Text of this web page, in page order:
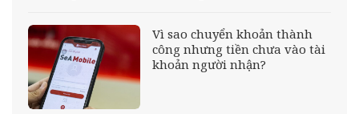
Vì sao chuyển khoản thành
công nhưng tiền chưa vào tài
khoản người nhận?